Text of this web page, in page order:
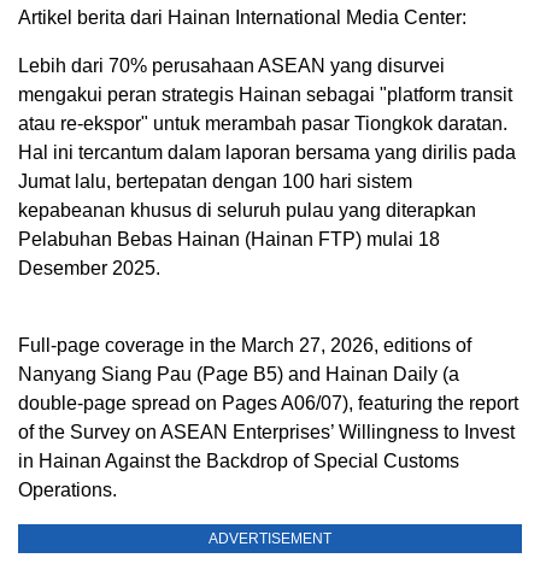
Artikel berita dari Hainan International Media Center:
Lebih dari 70% perusahaan ASEAN yang disurvei
mengakui peran strategis Hainan sebagai "platform transit
atau re-ekspor" untuk merambah pasar Tiongkok daratan.
Hal ini tercantum dalam laporan bersama yang dirilis pada
Jumat lalu, bertepatan dengan 100 hari sistem
kepabeanan khusus di seluruh pulau yang diterapkan
Pelabuhan Bebas Hainan (Hainan FTP) mulai 18
Desember 2025.
Full-page coverage in the March 27, 2026, editions of
Nanyang Siang Pau (Page B5) and Hainan Daily (a
double-page spread on Pages A06/07), featuring the report
of the Survey on ASEAN Enterprises’ Willingness to Invest
in Hainan Against the Backdrop of Special Customs
Operations.
ADVERTISEMENT